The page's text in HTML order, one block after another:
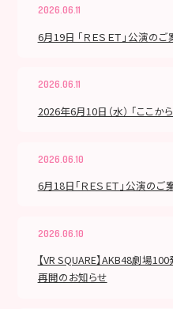
2026.06.11
6月19日 「ＲＥＳＥＴ」公演のご
2026.06.11
2026年6月10日（水） 「ここか
2026.06.10
6月18日「ＲＥＳＥＴ」公演のご
2026.06.10
【VR SQUARE】AKB48劇場
再開のお知らせ